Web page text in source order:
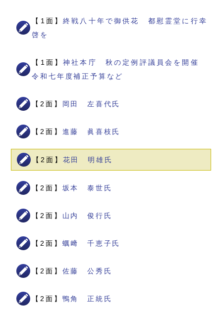
【1面】終戦八十年で御供花 都慰霊堂に行幸
啓を
【1面】神社本庁 秋の定例評議員会を開催
令和七年度補正予算など
【2面】 岡田 左喜代氏
【2面】 進藤 眞喜枝氏
【2面】 花田 明雄氏
【2面】 坂本 泰世氏
【2面】 山内 俊行氏
【2面】 蠣﨑 千恵子氏
【2面】 佐藤 公秀氏
【2面】 鴨角 正統氏